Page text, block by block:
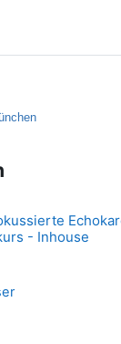
- Inhouse